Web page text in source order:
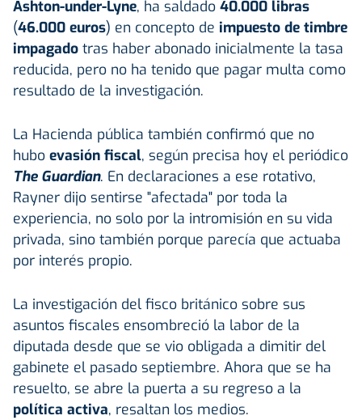
Ashton-under-Lyne, ha saldado 40.000 libras
(46.000 euros) en concepto de impuesto de timbre
impagado tras haber abonado inicialmente la tasa
reducida, pero no ha tenido que pagar multa como
resultado de la investigación.
La Hacienda pública también confirmó que no
hubo evasión fiscal, según precisa hoy el periódico
The Guardian. En declaraciones a ese rotativo,
Rayner dijo sentirse "afectada" por toda la
experiencia, no solo por la intromisión en su vida
privada, sino también porque parecía que actuaba
por interés propio.
La investigación del fisco británico sobre sus
asuntos fiscales ensombreció la labor de la
diputada desde que se vio obligada a dimitir del
gabinete el pasado septiembre. Ahora que se ha
resuelto, se abre la puerta a su regreso a la
política activa, resaltan los medios.